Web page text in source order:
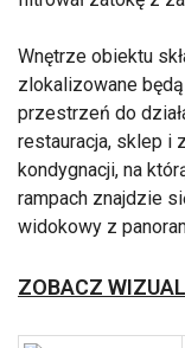
Wnętrze obiektu
zlokalizowane
przestrzeń do
restauracja, sklep i
kondygnacji, na
rampach znajdzie
widokowy z
ZOBACZ